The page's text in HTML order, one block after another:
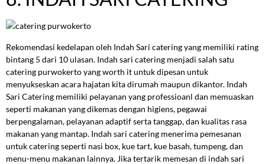
Rekomendasi kedelapan oleh Indah Sari catering yang memiliki rating
bintang 5 dari 10 ulasan. Indah sari catering menjadi salah satu
catering purwokerto yang worth it untuk dipesan untuk
menyukseskan acara hajatan kita dirumah maupun dikantor. Indah
Sari Catering memiliki pelayanan yang professioanl dan memuaskan
seperti makanan yang dikemas dengan higiens, pegawai
berpengalaman, pelayanan adaptif serta tanggap, dan kualitas rasa
makanan yang mantap. Indah sari catering menerima pemesanan
untuk catering seperti nasi box, kue tart, kue basah, tumpeng, dan
menu-menu makanan lainnya. Jika tertarik memesan di indah sari